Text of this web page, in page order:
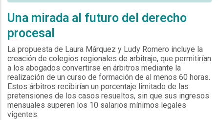
Una mirada al futuro del derecho
procesal
La propuesta de Laura Márquez y Ludy Romero incluye la
creación de colegios regionales de arbitraje, que permitirían
a los abogados convertirse en árbitros mediante la
realización de un curso de formación de al menos 60 horas.
Estos árbitros recibirían un porcentaje limitado de las
pretensiones de los casos resueltos, sin que sus ingresos
mensuales superen los 10 salarios mínimos legales
vigentes.